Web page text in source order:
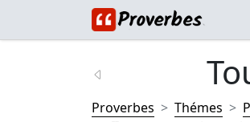
Proverbes Thémes